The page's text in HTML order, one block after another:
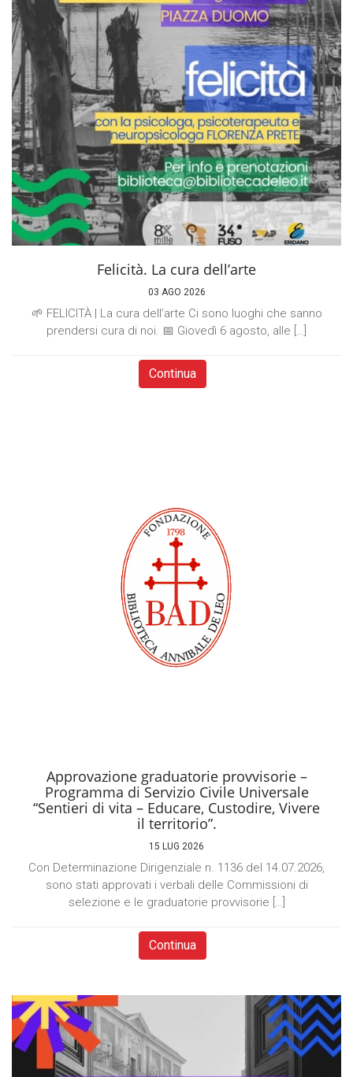
Felicità. La cura dell’arte
03 AGO 2026
🌱 FELICITÀ | La cura dell’arte Ci sono luoghi che sanno
prendersi cura di noi. 📅 Giovedì 6 agosto, alle […]
Continua
Approvazione graduatorie provvisorie –
Programma di Servizio Civile Universale
“Sentieri di vita – Educare, Custodire, Vivere
il territorio”.
15 LUG 2026
Con Determinazione Dirigenziale n. 1136 del 14.07.2026,
sono stati approvati i verbali delle Commissioni di
selezione e le graduatorie provvisorie […]
Continua